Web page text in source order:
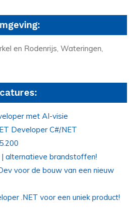
en Rodenrijs, Wateringen,
met AI-visie
Developer C#/.NET
| alternatieve brandstoffen!
voor de bouw van een nieuw
.NET voor een uniek product!